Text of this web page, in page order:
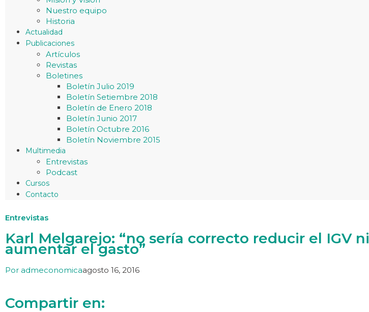
Nuestro equipo
Historia
Actualidad
Publicaciones
Artículos
Revistas
Boletines
Boletín Julio 2019
Boletín Setiembre 2018
Boletín de Enero 2018
Boletín Junio 2017
Boletín Octubre 2016
Boletín Noviembre 2015
Multimedia
Entrevistas
Podcast
Cursos
Contacto
Entrevistas
Karl Melgarejo: “no sería correcto reducir el IGV ni
aumentar el gasto”
Por admeconomicaagosto 16, 2016
Compartir en: